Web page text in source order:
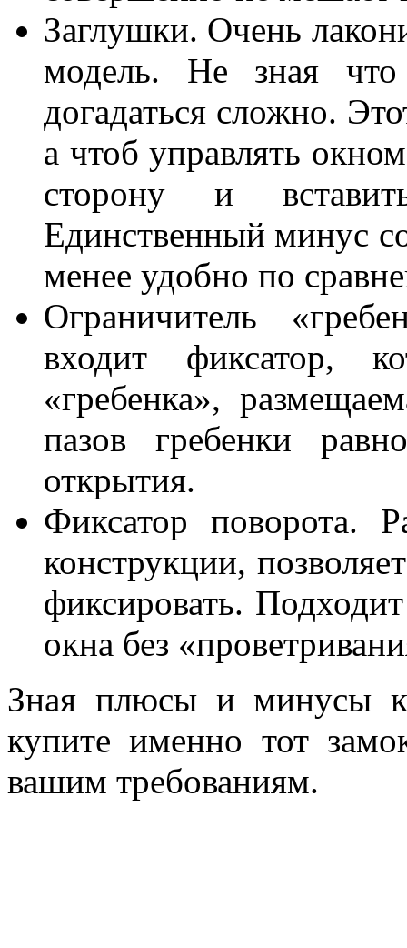
Заглушки. Очень
модель. Не зная
догадаться сложно.
а чтоб управлять
сторону и
Единственный минус
менее удобно по
Ограничитель
входит фиксатор,
«гребенка»,
пазов гребенки
открытия.
Фиксатор поворота.
конструкции,
фиксировать.
окна без
Зная плюсы и минусы
купите именно тот
вашим требованиям.